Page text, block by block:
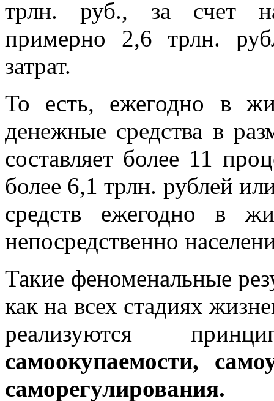
трлн. руб., за счет
примерно 2,6 трлн.
затрат.
То есть, ежегодно в
денежные средства в
составляет более 11
более 6,1 трлн. рублей
средств ежегодно в
непосредственно
Такие феноменальные
как на всех стадиях
реализуются
самоокупаемости,
саморегулирования.